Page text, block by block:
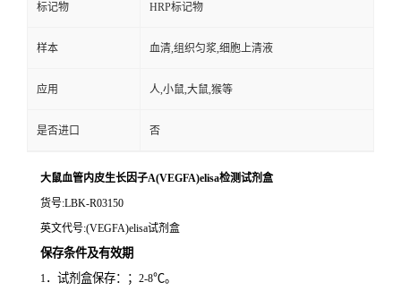
标记物 HRP标记物
样本 血清,组织匀浆,细胞上清液
应用 人,小鼠,大鼠,猴等
是否进口 否
大鼠血管内皮生长因子A(VEGFA)elisa检测试剂盒
货号:LBK-R03150
英文代号:(VEGFA)elisa试剂盒
保存条件及有效期
1．试剂盒保存：； 2-8℃。